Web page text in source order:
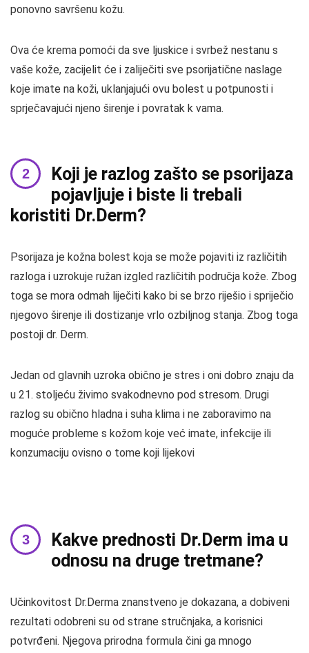
ponovno savršenu kožu.
Ova će krema pomoći da sve ljuskice i svrbež nestanu s
vaše kože, zacijelit će i zaliječiti sve psorijatične naslage
koje imate na koži, uklanjajući ovu bolest u potpunosti i
sprječavajući njeno širenje i povratak k vama.
Koji je razlog zašto se psorijaza
pojavljuje i biste li trebali
koristiti Dr.Derm?
Psorijaza je kožna bolest koja se može pojaviti iz različitih
razloga i uzrokuje ružan izgled različitih područja kože. Zbog
toga se mora odmah liječiti kako bi se brzo riješio i spriječio
njegovo širenje ili dostizanje vrlo ozbiljnog stanja. Zbog toga
postoji dr. Derm.
Jedan od glavnih uzroka obično je stres i oni dobro znaju da
u 21. stoljeću živimo svakodnevno pod stresom. Drugi
razlog su obično hladna i suha klima i ne zaboravimo na
moguće probleme s kožom koje već imate, infekcije ili
konzumaciju ovisno o tome koji lijekovi
Kakve prednosti Dr.Derm ima u
odnosu na druge tretmane?
Učinkovitost Dr.Derma znanstveno je dokazana, a dobiveni
rezultati odobreni su od strane stručnjaka, a korisnici
potvrđeni. Njegova prirodna formula čini ga mnogo